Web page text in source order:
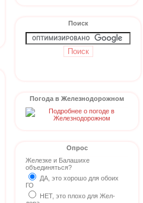
Поиск
Погода в Железнодорожном
Опрос
Железке и Балашихе
объединяться?
ДА, это хорошо для обоих
ГО
НЕТ, это плохо для Жел-